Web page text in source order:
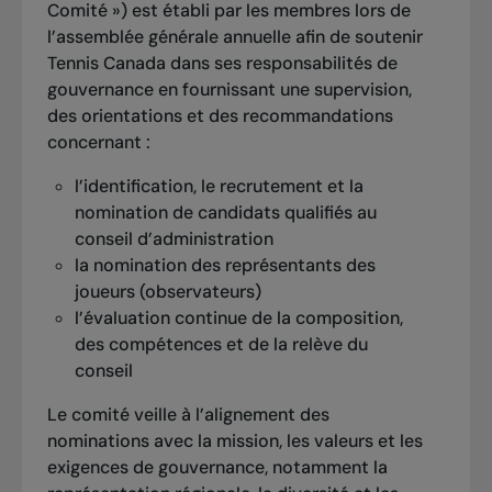
adopter l’identité « je suis un joueur de tennis
», et
Approche centrée sur le joueur : des activités
adaptées à l’enfant plutôt que d’essayer de
faire entrer l’enfant dans des activités qui ne
lui conviennent pas.
TENNIS U6 accélérera la progression des
jeunes joueurs grâce à des jeux généraux et
spécifiques au tennis qui développent la
littératie physique (agilité, équilibre,
coordination), ainsi que les habiletés
émotionnelles, mentales et sociales. Les
activités sont conçues de manière à encourager
un comportement actif et à réduire le temps
d’attente en ligne.
Le programme intègre les 6 mouvements
Comité ») est établi par les membres lors de
l’assemblée générale annuelle afin de soutenir
Tennis Canada dans ses responsabilités de
gouvernance en fournissant une supervision,
des orientations et des recommandations
concernant :
l’identification, le recrutement et la
nomination de candidats qualifiés au
conseil d’administration
la nomination des représentants des
joueurs (observateurs)
l’évaluation continue de la composition,
des compétences et de la relève du
conseil
Le comité veille à l’alignement des
nominations avec la mission, les valeurs et les
exigences de gouvernance, notamment la